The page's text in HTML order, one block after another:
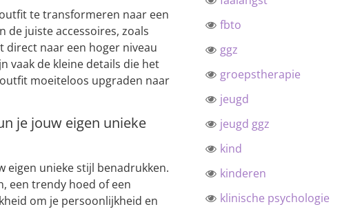
te transformeren naar een
de juiste accessoires, zoals
direct naar een hoger niveau
vaak de kleine details die het
moeiteloos upgraden naar
je jouw eigen unieke
eigen unieke stijl benadrukken.
een trendy hoed of een
om je persoonlijkheid en
fbto
ggz
groepstherapie
jeugd
jeugd ggz
kind
kinderen
klinische psychologie